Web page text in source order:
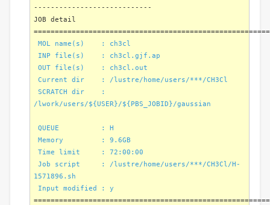
----------------------------
JOB detail
MOL name(s) : ch3cl
INP file(s) : ch3cl.gjf.ap
OUT file(s) : ch3cl.out
Current dir : /lustre/home/users/***/CH3Cl
SCRATCH dir :
/lwork/users/${USER}/${PBS_JOBID}/gaussian
QUEUE : H
Memory : 9.6GB
Time limit : 72:00:00
Job script : /lustre/home/users/***/CH3Cl/H-
1571896.sh
Input modified : y